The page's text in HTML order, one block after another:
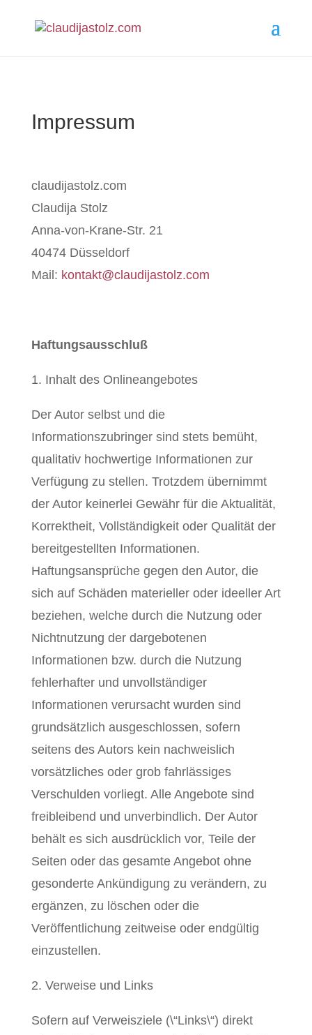
Impressum
claudijastolz.com
Claudija Stolz
Anna-von-Krane-Str. 21
40474 Düsseldorf
Mail: kontakt@claudijastolz.com
Haftungsausschluß
1. Inhalt des Onlineangebotes
Der Autor selbst und die
Informationszubringer sind stets bemüht,
qualitativ hochwertige Informationen zur
Verfügung zu stellen. Trotzdem übernimmt
der Autor keinerlei Gewähr für die Aktualität,
Korrektheit, Vollständigkeit oder Qualität der
bereitgestellten Informationen.
Haftungsansprüche gegen den Autor, die
sich auf Schäden materieller oder ideeller Art
beziehen, welche durch die Nutzung oder
Nichtnutzung der dargebotenen
Informationen bzw. durch die Nutzung
fehlerhafter und unvollständiger
Informationen verursacht wurden sind
grundsätzlich ausgeschlossen, sofern
seitens des Autors kein nachweislich
vorsätzliches oder grob fahrlässiges
Verschulden vorliegt. Alle Angebote sind
freibleibend und unverbindlich. Der Autor
behält es sich ausdrücklich vor, Teile der
Seiten oder das gesamte Angebot ohne
gesonderte Ankündigung zu verändern, zu
ergänzen, zu löschen oder die
Veröffentlichung zeitweise oder endgültig
einzustellen.
2. Verweise und Links
Sofern auf Verweisziele (\“Links\“) direkt